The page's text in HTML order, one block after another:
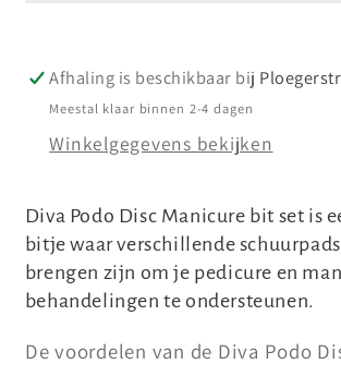
100
stuks
80
100
stuks
80
Afhaling is beschikbaar bij
Meestal klaar binnen 2-4 dagen
Winkelgegevens bekijken
Diva Podo Disc Manicure bit set is
bitje waar verschillende
brengen zijn om je pedicure en
behandelingen te ondersteunen.
De voordelen van de Diva Podo